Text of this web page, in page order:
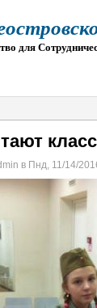
для
в Пнд, 11/14/